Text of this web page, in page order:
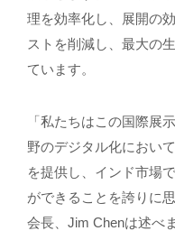
理を効率化し、展開の
ストを削減し、最大の
ています。
「私たちはこの国際展
野のデジタル化におい
を提供し、インド市場
ができることを誇りに
会長、Jim Chenは述べ